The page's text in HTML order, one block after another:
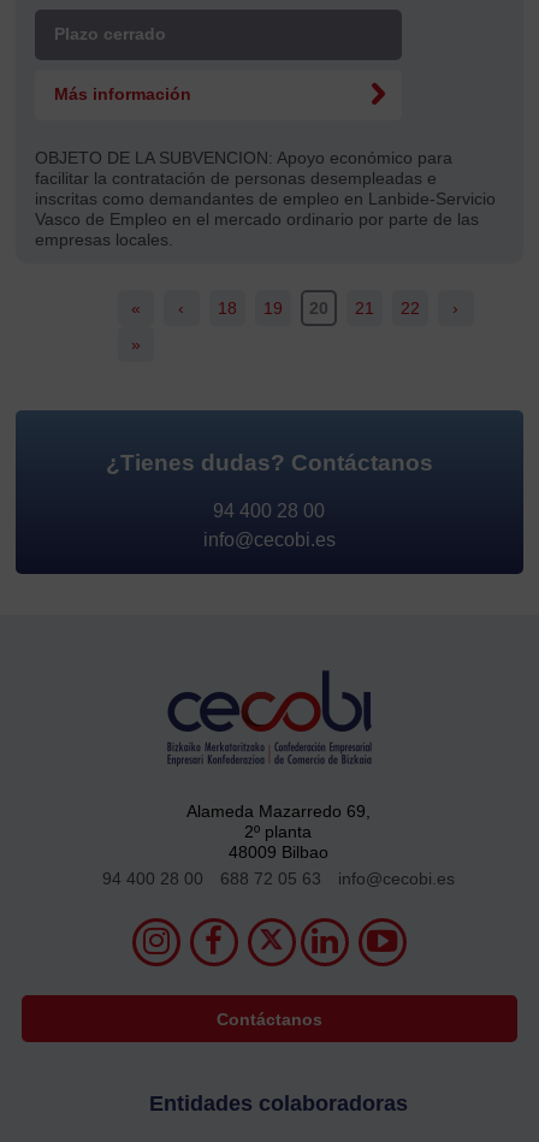
Plazo cerrado
Más información
OBJETO DE LA SUBVENCION: Apoyo económico para
facilitar la contratación de personas desempleadas e
inscritas como demandantes de empleo en Lanbide-Servicio
Vasco de Empleo en el mercado ordinario por parte de las
empresas locales.
« ‹ 18 19 20 21 22
›
»
¿Tienes dudas? Contáctanos
94 400 28 00
info@cecobi.es
Alameda Mazarredo 69,
2º planta
48009 Bilbao
94 400 28 00
688 72 05 63 info@cecobi.es
Contáctanos
Entidades colaboradoras